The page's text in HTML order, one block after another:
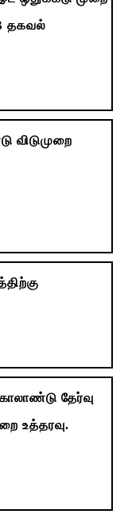
தகவல்
விடுமுறை
தேர்வு
உத்தரவு.